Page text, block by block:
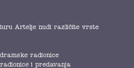
Artelje nudi različite vrste
radionice
i predavanja